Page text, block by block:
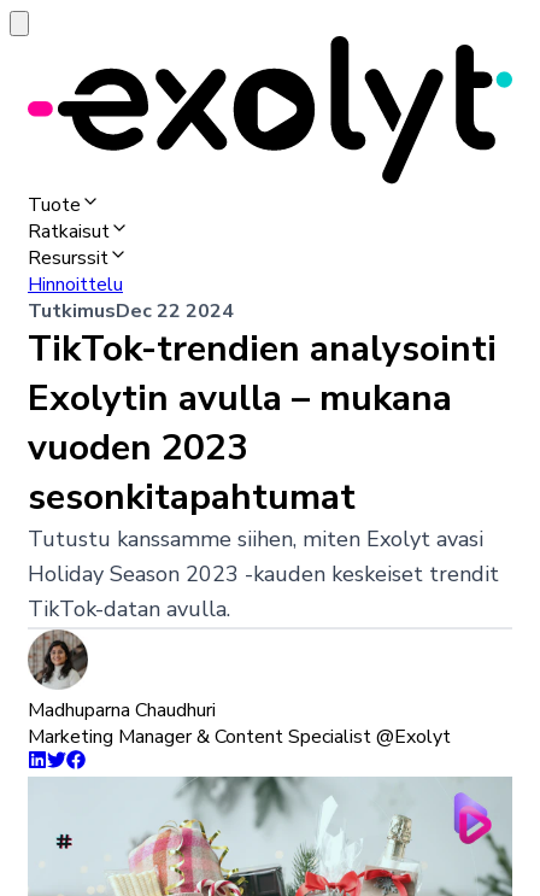
Tuote
Ratkaisut
Resurssit
Hinnoittelu
TutkimusDec 22 2024
TikTok-trendien analysointi
Exolytin avulla – mukana
vuoden 2023
sesonkitapahtumat
Tutustu kanssamme siihen, miten Exolyt avasi
Holiday Season 2023 -kauden keskeiset trendit
TikTok-datan avulla.
Madhuparna Chaudhuri
Marketing Manager & Content Specialist @Exolyt